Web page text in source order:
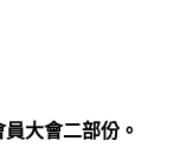
大會二部份。